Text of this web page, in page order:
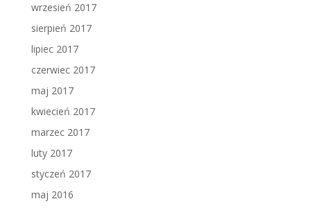
wrzesień 2017
sierpień 2017
lipiec 2017
czerwiec 2017
maj 2017
kwiecień 2017
marzec 2017
luty 2017
styczeń 2017
maj 2016